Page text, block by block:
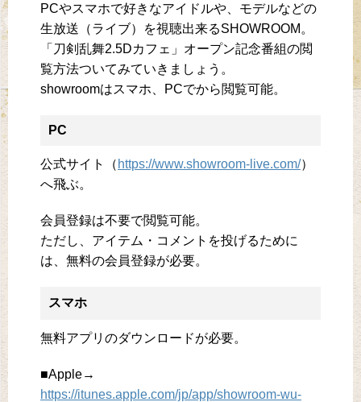
PCやスマホで好きなアイドルや、モデルなどの
生放送（ライブ）を視聴出来るSHOWROOM。
「刀剣乱舞2.5Dカフェ」オープン記念番組の閲
覧方法ついてみていきましょう。
showroomはスマホ、PCでから閲覧可能。
PC
公式サイト（ https://www.showroom-live.com/）
へ飛ぶ。
会員登録は不要で閲覧可能。
ただし、アイテム・コメントを投げるために
は、無料の会員登録が必要。
スマホ
無料アプリのダウンロードが必要。
■Apple→
https://itunes.apple.com/jp/app/showroom-wu-